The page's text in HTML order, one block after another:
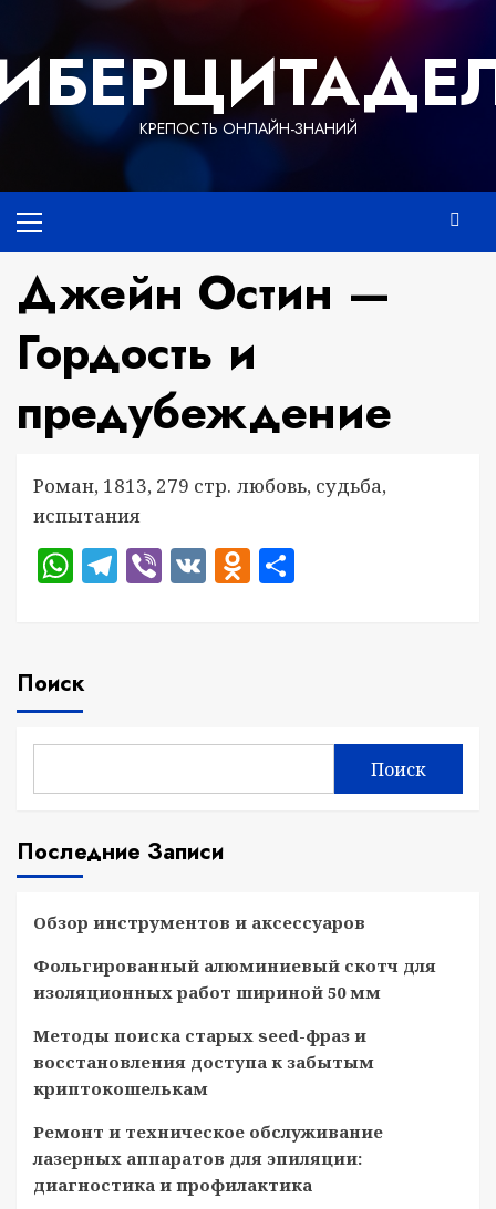
содержимому
КРЕПОСТЬ ОНЛАЙН-ЗНАНИЙ
меню
Джейн Остин —
Гордость и
предубеждение
Роман, 1813, 279 стр. любовь, судьба,
испытания
WhatsApp
Telegram
Viber
VKOdnoklassniki
Поиск
Поиск
Последние Записи
Обзор инструментов и аксессуаров
Фольгированный алюминиевый скотч для
изоляционных работ шириной 50 мм
Методы поиска старых seed-фраз и
восстановления доступа к забытым
криптокошелькам
Ремонт и техническое обслуживание
лазерных аппаратов для эпиляции:
диагностика и профилактика